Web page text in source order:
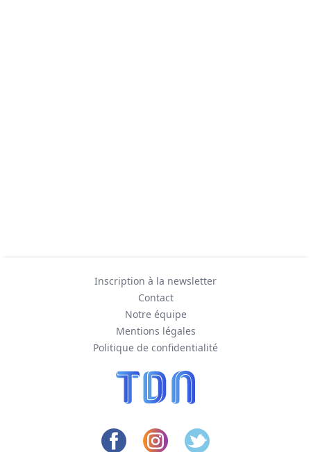
Inscription à la newsletter
Contact
Notre équipe
Mentions légales
Politique de confidentialité